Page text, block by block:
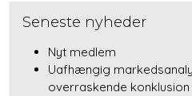
Seneste nyheder
Nyt medlem
Uafhængig
overraskende konklusion